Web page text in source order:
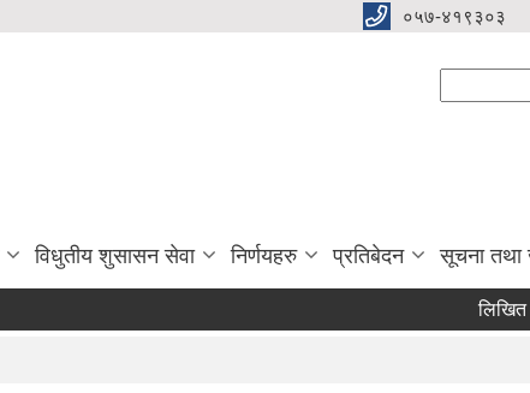
०५७-४१९३०३
विधुतीय शुसासन सेवा निर्णयहरु प्रतिबेदन सूचना तथा
लिखित